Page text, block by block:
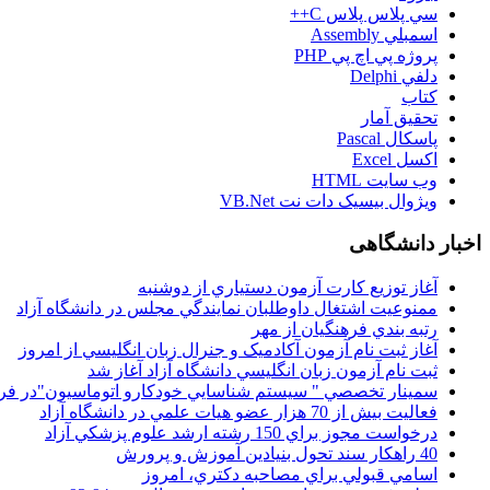
سي پلاس پلاس C++
اسمبلي Assembly
پروژه پي اچ پي PHP
دلفي Delphi
کتاب
تحقيق آمار
پاسکال Pascal
اکسل Excel
وب سايت HTML
ويژوال بيسيک دات نت VB.Net
اخبار دانشگاهی
آغاز توزيع کارت آزمون دستياري از دوشنبه
ممنوعيت اشتغال داوطلبان نمايندگي مجلس در دانشگاه آزاد
رتبه بندي فرهنگيان از مهر
آغاز ثبت نام آزمون آکادميک و جنرال زبان انگليسي از امروز
ثبت نام آزمون زبان انگليسي دانشگاه آزاد آغاز شد
سمينار تخصصي " سيستم شناسايي خودکارو اتوماسيون"در
فعاليت بيش از 70 هزار عضو هيات علمي در دانشگاه آزاد
درخواست مجوز براي 150 رشته ارشد علوم پزشکي آزاد
40 راهکار سند تحول بنيادين آموزش و پرورش
اسامي قبولي براي مصاحبه دکتري، امروز